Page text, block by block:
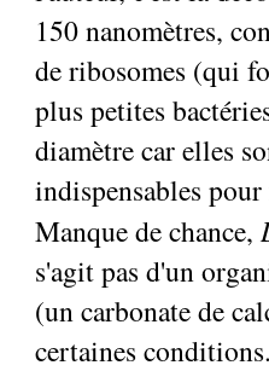
150 nanomètres,
de ribosomes (qui
plus petites
diamètre car elles
indispensables
Manque de chance,
s'agit pas d'un
(un carbonate de
certaines